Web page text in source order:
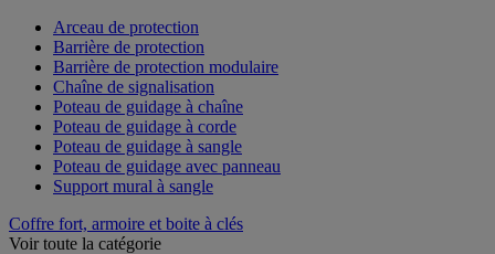
Arceau de protection
Barrière de protection
Barrière de protection modulaire
Chaîne de signalisation
Poteau de guidage à chaîne
Poteau de guidage à corde
Poteau de guidage à sangle
Poteau de guidage avec panneau
Support mural à sangle
Coffre fort, armoire et boite à clés
Voir toute la catégorie